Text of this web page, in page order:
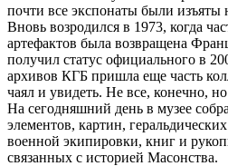
почти все экспонаты были изъяты
Вновь возродился в 1973, когда
артефактов была возвращена
получил статус официального в
архивов КГБ пришла еще часть
чаял и увидеть. Не все, конечно,
На сегодняшний день в музее
элементов, картин,
военной экипировки, книг и
связанных с историей Масонства.